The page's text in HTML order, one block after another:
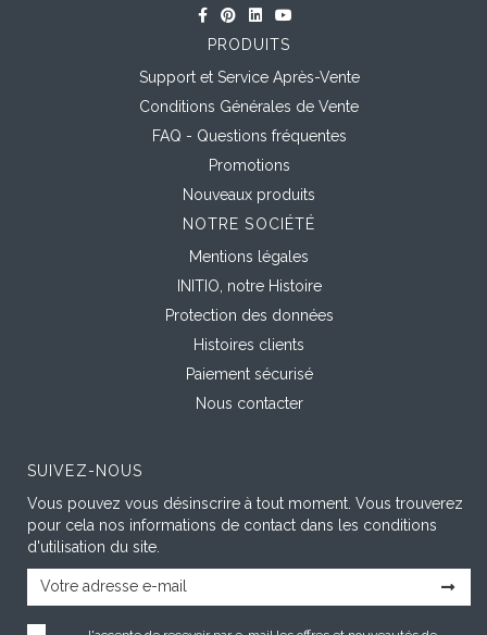
PRODUITS
Support et Service Après-Vente
Conditions Générales de Vente
FAQ - Questions fréquentes
Promotions
Nouveaux produits
NOTRE SOCIÉTÉ
Mentions légales
INITIO, notre Histoire
Protection des données
Histoires clients
Paiement sécurisé
Nous contacter
SUIVEZ-NOUS
Vous pouvez vous désinscrire à tout moment. Vous trouverez
pour cela nos informations de contact dans les conditions
d'utilisation du site.